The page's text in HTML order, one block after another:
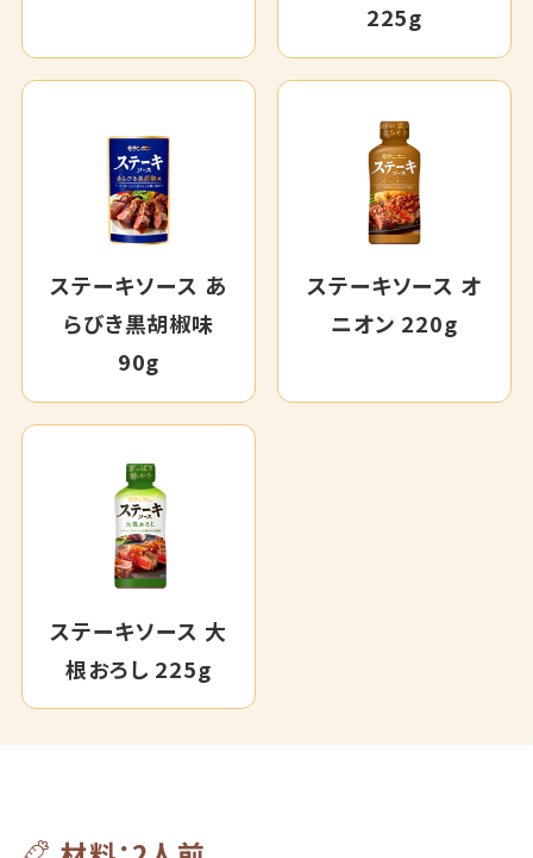
225g
ステーキソース あ
らびき黒胡椒味
90g
ステーキソース オ
ニオン 220g
ステーキソース 大
根おろし 225g